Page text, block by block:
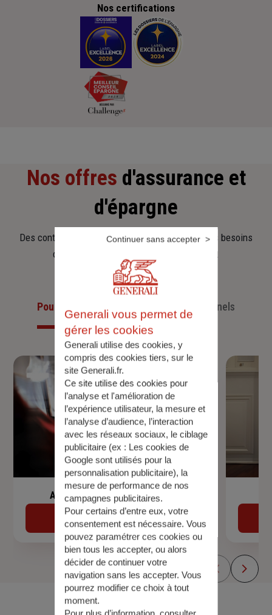
Nos certifications
Nos offres d'assurance et
d'épargne
Des contrats clairs et flexibles pour sécuriser vos besoins
d’aujourd’hui et anticiper ceux de demain.
Pour les particuliers Pour les professionnels
Assurance de prêt immobilier
Découvrir
Generali vous permet de
gérer les cookies
Generali utilise des cookies, y
compris des cookies tiers, sur le
site Generali.fr.
Ce site utilise des cookies pour
l’analyse et l'amélioration de
l’expérience utilisateur, la mesure et
l’analyse d’audience, l’interaction
avec les réseaux sociaux, le ciblage
publicitaire (ex : Les cookies de
Google sont utilisés pour la
personnalisation publicitaire), la
mesure de performance de nos
campagnes publicitaires.
Pour certains d’entre eux, votre
consentement est nécessaire. Vous
pouvez paramétrer ces cookies ou
bien tous les accepter, ou alors
décider de continuer votre
navigation sans les accepter. Vous
pourrez modifier ce choix à tout
moment.
Continuer sans accepter